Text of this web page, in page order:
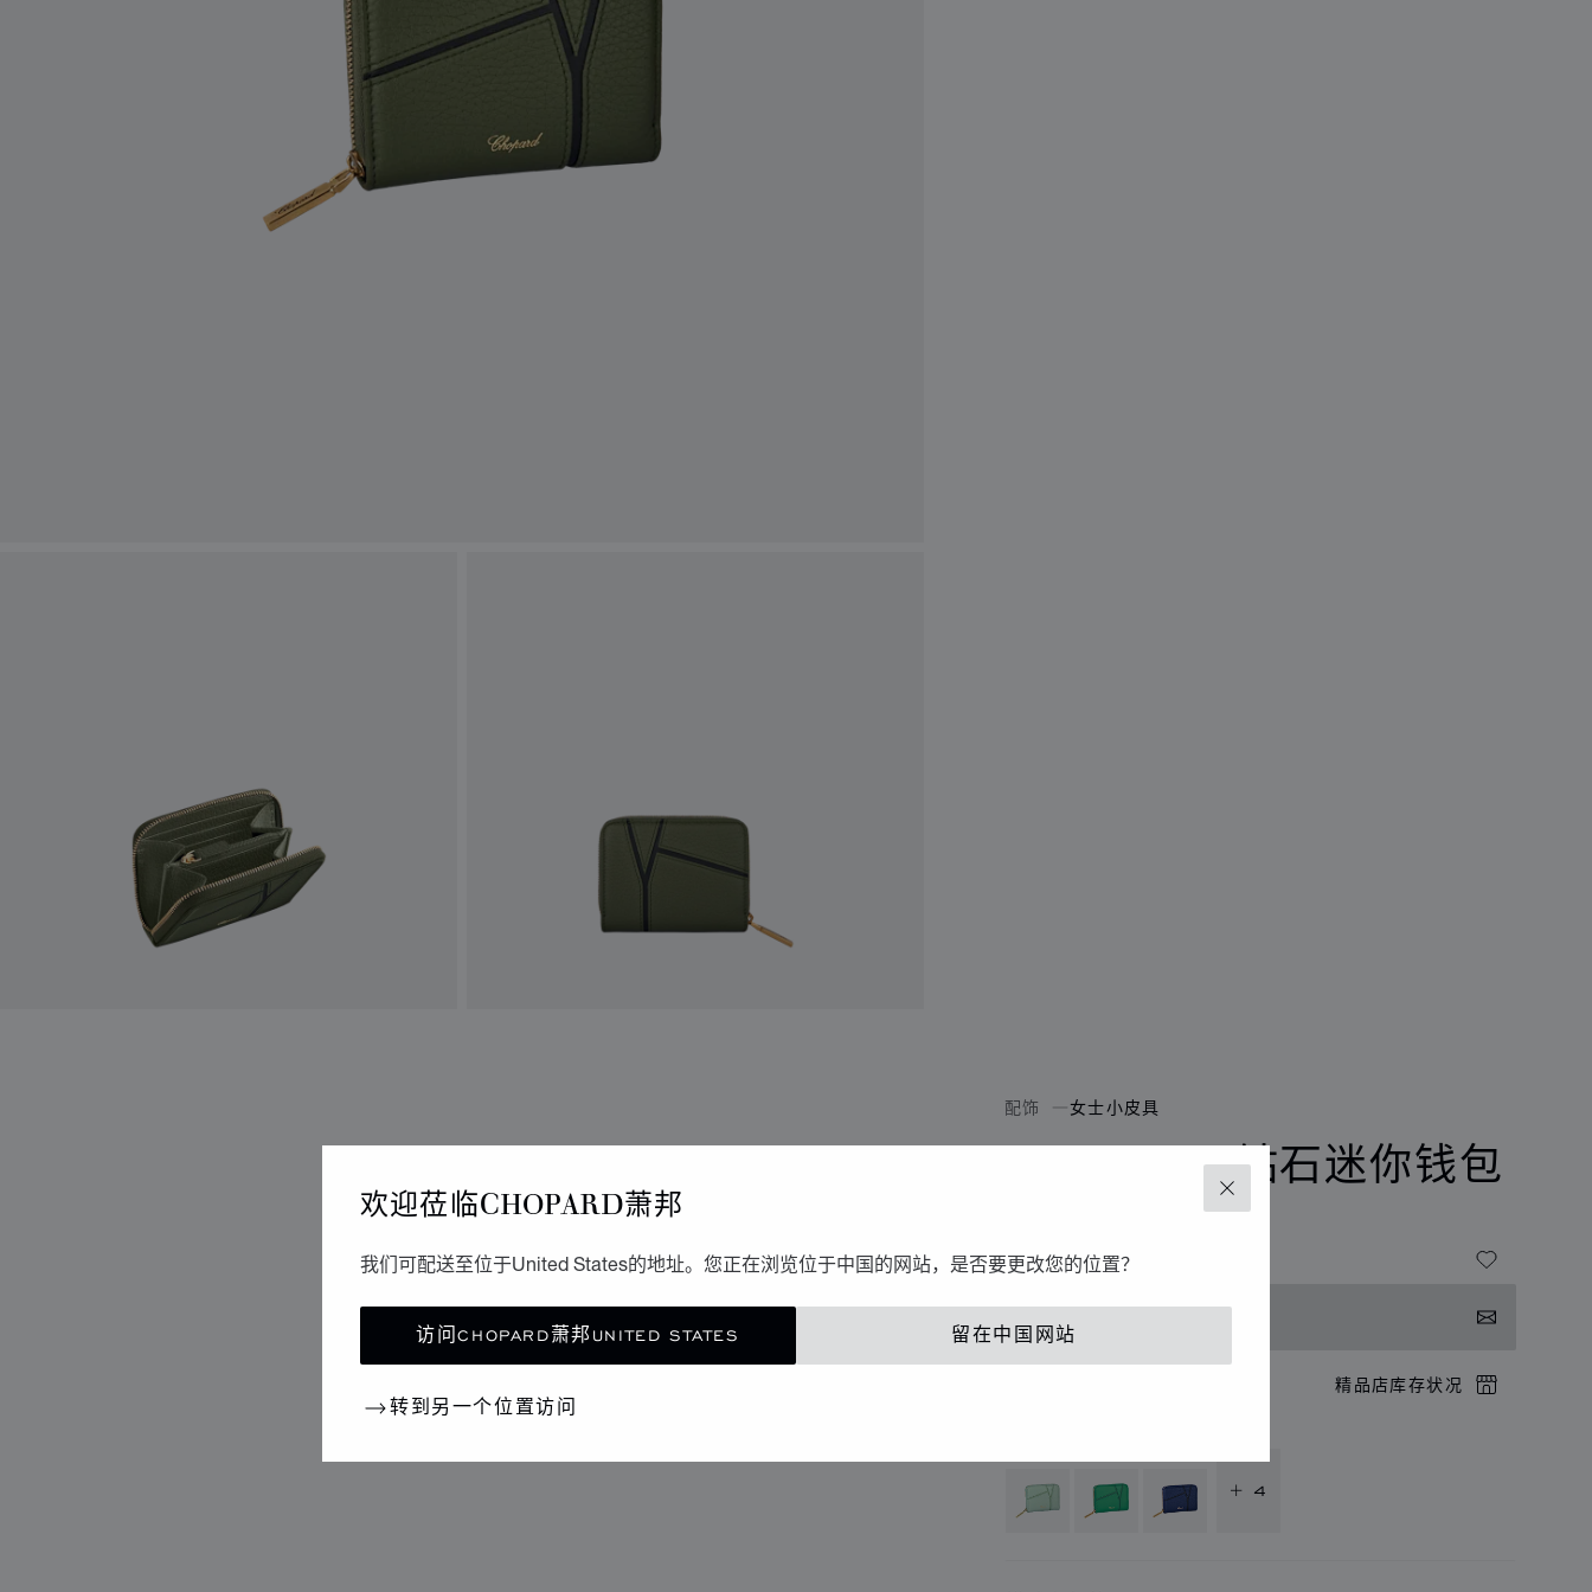
关闭
欢迎莅临CHOPARD萧邦
我们可配送至位于United States的地址。您正在浏览位于中国的网站，是否要更改您的位置？
访问CHOPARD萧邦UNITED STATES 留在中国网站
转到另一个位置访问
配饰 女士小皮具
DIAMOND钻石迷你钱包
精品店库存状况
+ 4